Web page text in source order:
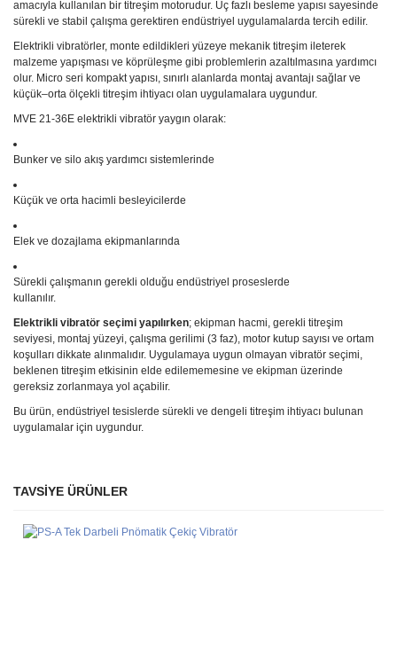
amacıyla kullanılan bir titreşim motorudur. Üç fazlı besleme yapısı sayesinde
sürekli ve stabil çalışma gerektiren endüstriyel uygulamalarda tercih edilir.
Elektrikli vibratörler, monte edildikleri yüzeye mekanik titreşim ileterek
malzeme yapışması ve köprüleşme gibi problemlerin azaltılmasına yardımcı
olur. Micro seri kompakt yapısı, sınırlı alanlarda montaj avantajı sağlar ve
küçük–orta ölçekli titreşim ihtiyacı olan uygulamalara uygundur.
MVE 21-36E elektrikli vibratör yaygın olarak:
Bunker ve silo akış yardımcı sistemlerinde
Küçük ve orta hacimli besleyicilerde
Elek ve dozajlama ekipmanlarında
Sürekli çalışmanın gerekli olduğu endüstriyel proseslerde
kullanılır.
Elektrikli vibratör seçimi yapılırken; ekipman hacmi, gerekli titreşim
seviyesi, montaj yüzeyi, çalışma gerilimi (3 faz), motor kutup sayısı ve ortam
koşulları dikkate alınmalıdır. Uygulamaya uygun olmayan vibratör seçimi,
beklenen titreşim etkisinin elde edilememesine ve ekipman üzerinde
gereksiz zorlanmaya yol açabilir.
Bu ürün, endüstriyel tesislerde sürekli ve dengeli titreşim ihtiyacı bulunan
uygulamalar için uygundur.
TAVSİYE ÜRÜNLER